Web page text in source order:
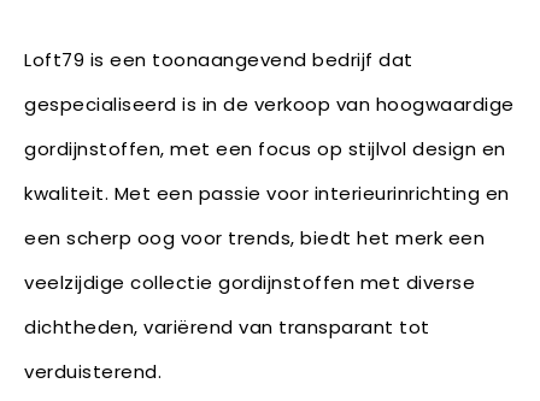
Loft79 is een toonaangevend bedrijf dat
gespecialiseerd is in de verkoop van hoogwaardige
gordijnstoffen, met een focus op stijlvol design en
kwaliteit. Met een passie voor interieurinrichting en
een scherp oog voor trends, biedt het merk een
veelzijdige collectie gordijnstoffen met diverse
dichtheden, variërend van transparant tot
verduisterend.